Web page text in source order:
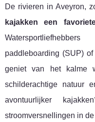
De rivieren in Aveyron,
kajakken een
paddleboarding (SUP)
geniet van het kalme
schilderachtige natuur
avontuurlijker
stroomversnellingen in